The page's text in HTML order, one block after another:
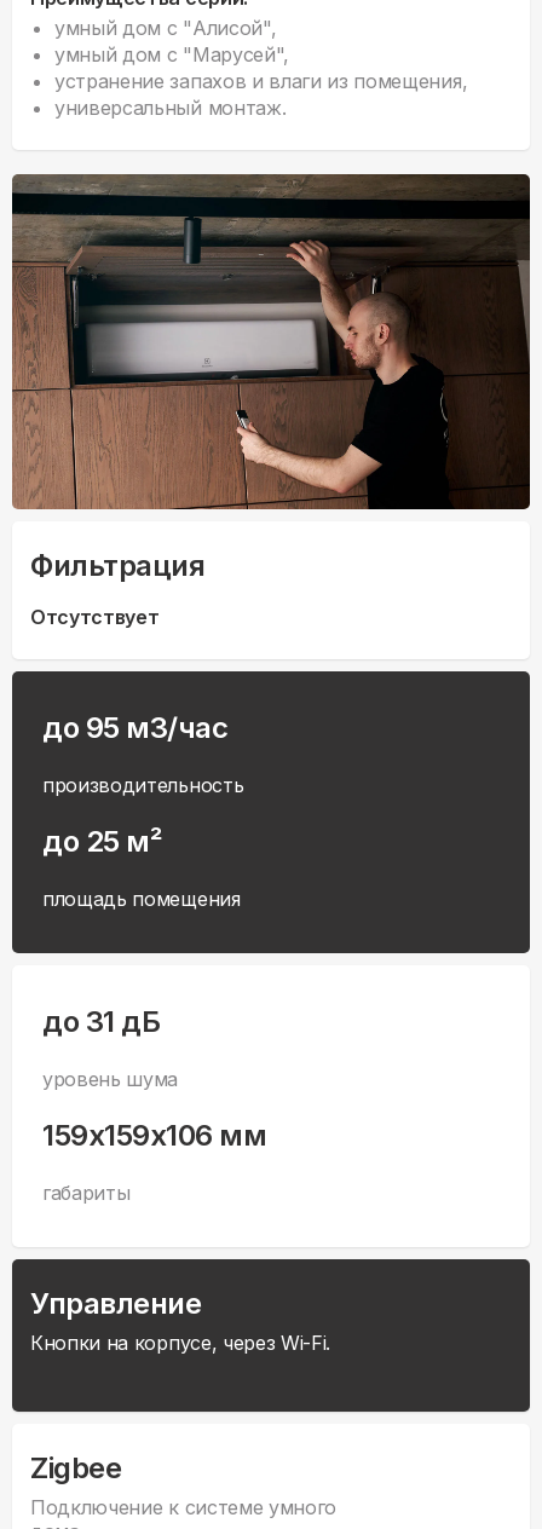
умный дом с "Алисой",
умный дом с "Марусей",
устранение запахов и влаги из помещения,
универсальный монтаж.
Фильтрация
Отсутствует
до 95 м3/час
производительность
до 25 м²
площадь помещения
до 31 дБ
уровень шума
159x159x106 мм
габариты
Управление
Кнопки на корпусе, через Wi-Fi.
Zigbee
Подключение к системе умного